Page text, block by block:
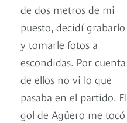
de dos metros de mi
puesto, decidí grabarlo
y tomarle fotos a
escondidas. Por cuenta
de ellos no vi lo que
pasaba en el partido. El
gol de Agüero me tocó